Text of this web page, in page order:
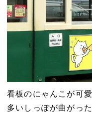
看板のにゃんこが可
多いしっぽが曲がっ